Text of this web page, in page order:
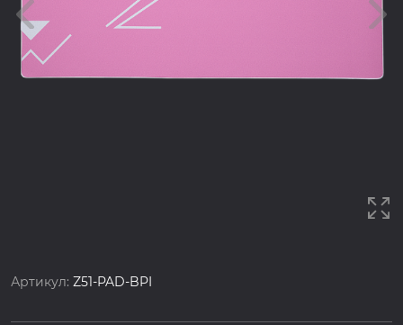
Артикул:Z51-PAD-BPI